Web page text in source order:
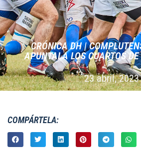
CRÓNICA DH |
APUNTALA LOS CUARTOS
23 abril, 2023
COMPÁRTELA: